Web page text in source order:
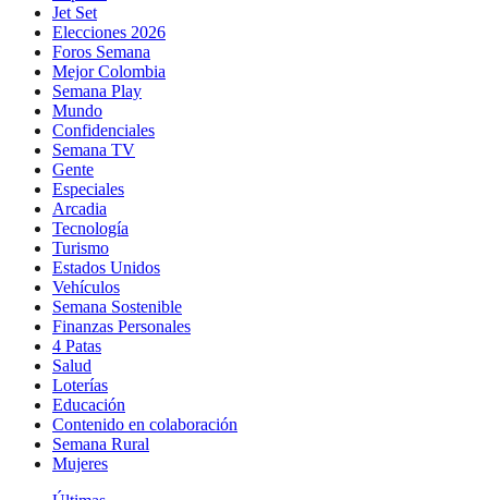
Jet Set
Elecciones 2026
Foros Semana
Mejor Colombia
Semana Play
Mundo
Confidenciales
Semana TV
Gente
Especiales
Arcadia
Tecnología
Turismo
Estados Unidos
Vehículos
Semana Sostenible
Finanzas Personales
4 Patas
Salud
Loterías
Educación
Contenido en colaboración
Semana Rural
Mujeres